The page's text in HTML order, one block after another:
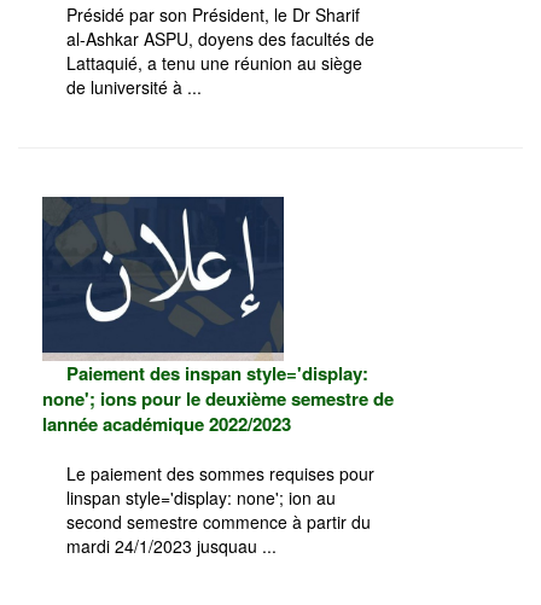
Présidé par son Président, le Dr Sharif
al-Ashkar ASPU, doyens des facultés de
Lattaquié, a tenu une réunion au siège
de luniversité à ...
Paiement des inspan style='display:
none'; ions pour le deuxième semestre de
lannée académique 2022/2023
Le paiement des sommes requises pour
linspan style='display: none'; ion au
second semestre commence à partir du
mardi 24/1/2023 jusquau ...